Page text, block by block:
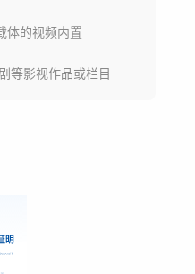
体的视频内置
等影视作品或栏目